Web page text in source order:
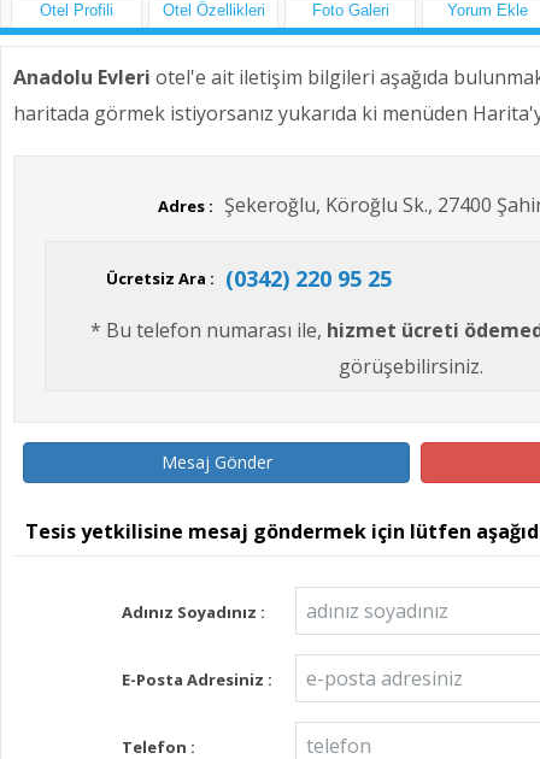
Otel Profili Otel Özellikleri Foto Galeri Yorum Ekle
Anadolu Evleri otel'e ait iletişim bilgileri aşağıda
haritada görmek istiyorsanız yukarıda ki menüden
Adres : Şekeroğlu, Köroğlu Sk., 27400
Ücretsiz Ara : (0342) 220 95 25
* Bu telefon numarası ile, hizmet ücreti
görüşebilirsiniz.
Mesaj Gönder
Tesis yetkilisine mesaj göndermek için lütfen
Adınız Soyadınız :
E-Posta Adresiniz :
Telefon :